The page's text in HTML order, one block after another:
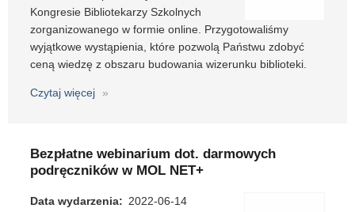
Kongresie Bibliotekarzy Szkolnych
zorganizowanego w formie online. Przygotowaliśmy
wyjątkowe wystąpienia, które pozwolą Państwu zdobyć
ceną wiedzę z obszaru budowania wizerunku biblioteki.
Czytaj więcej
o
Bezpłatne webinarium dot. darmowych
podręczników w MOL NET+
Data wydarzenia 2022-06-14